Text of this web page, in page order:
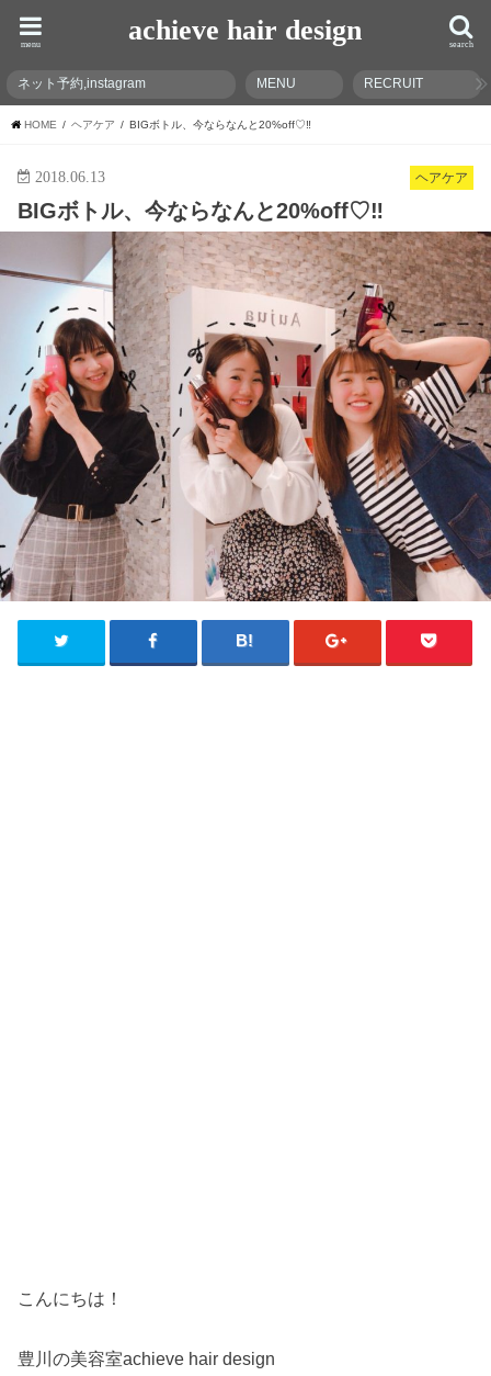
achieve hair design search
menu
ネット予約,instagram MENU RECRUIT
HOME ヘアケア BIGボトル、今ならなんと20%off♡‼︎
ヘアケア
2018.06.13
BIGボトル、今ならなんと20%off♡‼︎
こんにちは！
豊川の美容室achieve hair design